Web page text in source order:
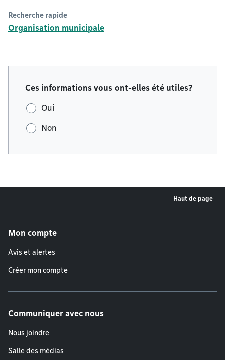
Recherche rapide
Organisation municipale
Ces informations vous ont-elles été utiles?
Oui
Non
Haut de page
Mon compte
Avis et alertes
Créer mon compte
Communiquer avec nous
Nous joindre
Salle des médias